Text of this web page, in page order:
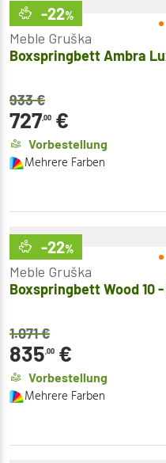
-22%
Meble Gruška
Boxspringbett Ambra
933€
727,00 €
Vorbestellung
Mehrere Farben
-22%
Meble Gruška
Boxspringbett Wood 10
1.071€
835,00 €
Vorbestellung
Mehrere Farben